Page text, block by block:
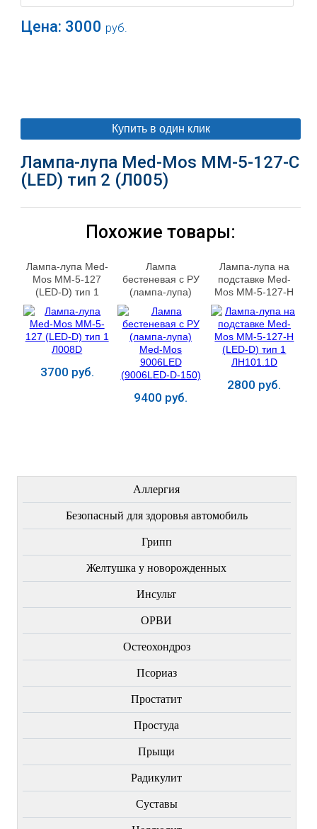
Цена: 3000 руб.
Купить в один клик
Лампа-лупа Med-Mos ММ-5-127-С
(LED) тип 2 (Л005)
Похожие товары:
Лампа-лупа Med-
Mos ММ-5-127
(LED-D) тип 1
3700 руб.
Лампа
бестеневая с РУ
(лампа-лупа)
9006LED
(9006LED-D-150)
9400 руб.
Лампа-лупа на
подставке Med-
Mos ММ-5-127-Н
ЛН101.1D
2800 руб.
Аллергия
Безопасный для здоровья автомобиль
Грипп
Желтушка у новорожденных
Инсульт
ОРВИ
Остеохондроз
Пcориаз
Простатит
Простуда
Прыщи
Радикулит
Суставы